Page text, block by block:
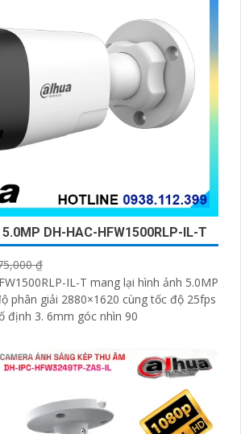
DH-HAC-HFW1500RLP-IL-T
₫
IL-T mang lại hình ảnh 5.0MP
phân giải 2880×1620 cùng tốc độ 25fps
cố định 3. 6mm góc nhìn 90